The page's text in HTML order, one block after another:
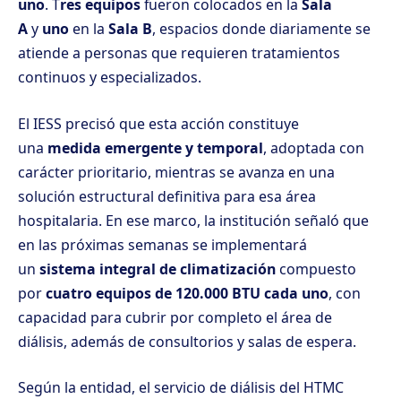
uno. Tres equiposfueron colocados en la Sala
Ay unoen la Sala B, espacios donde diariamente se
atiende a personas que requieren tratamientos
continuos y especializados.
El IESS precisó que esta acción constituye
una medida emergente y temporal, adoptada con
carácter prioritario, mientras se avanza en una
solución estructural definitiva para esa área
hospitalaria. En ese marco, la institución señaló que
en las próximas semanas se implementará
un sistema integral de climatizacióncompuesto
porcuatro equipos de 120.000 BTU cada uno, con
capacidad para cubrir por completo el área de
diálisis, además de consultorios y salas de espera.
Según la entidad, el servicio de diálisis del HTMC